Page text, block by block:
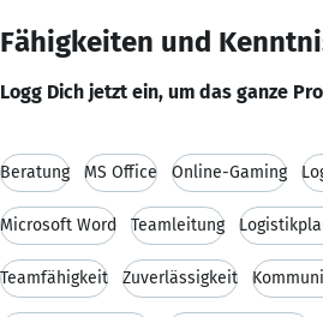
Fähigkeiten und
Logg Dich jetzt ein, um das ganze
Beratung MS Office Online-Gaming
Microsoft Word Teamleitung
Teamfähigkeit Zuverlässigkeit